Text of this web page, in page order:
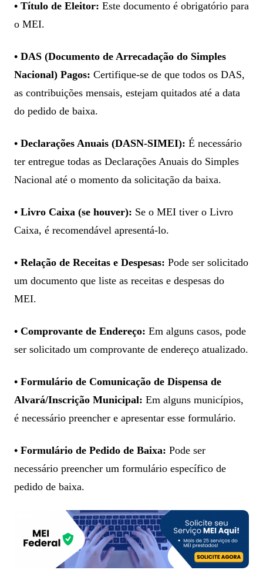
• Título de Eleitor: Este documento é obrigatório para
o MEI.
• DAS (Documento de Arrecadação do Simples
Nacional) Pagos: Certifique-se de que todos os DAS,
as contribuições mensais, estejam quitados até a data
do pedido de baixa.
• Declarações Anuais (DASN-SIMEI): É necessário
ter entregue todas as Declarações Anuais do Simples
Nacional até o momento da solicitação da baixa.
• Livro Caixa (se houver): Se o MEI tiver o Livro
Caixa, é recomendável apresentá-lo.
• Relação de Receitas e Despesas: Pode ser solicitado
um documento que liste as receitas e despesas do
MEI.
• Comprovante de Endereço: Em alguns casos, pode
ser solicitado um comprovante de endereço atualizado.
• Formulário de Comunicação de Dispensa de
Alvará/Inscrição Municipal: Em alguns municípios,
é necessário preencher e apresentar esse formulário.
• Formulário de Pedido de Baixa: Pode ser
necessário preencher um formulário específico de
pedido de baixa.